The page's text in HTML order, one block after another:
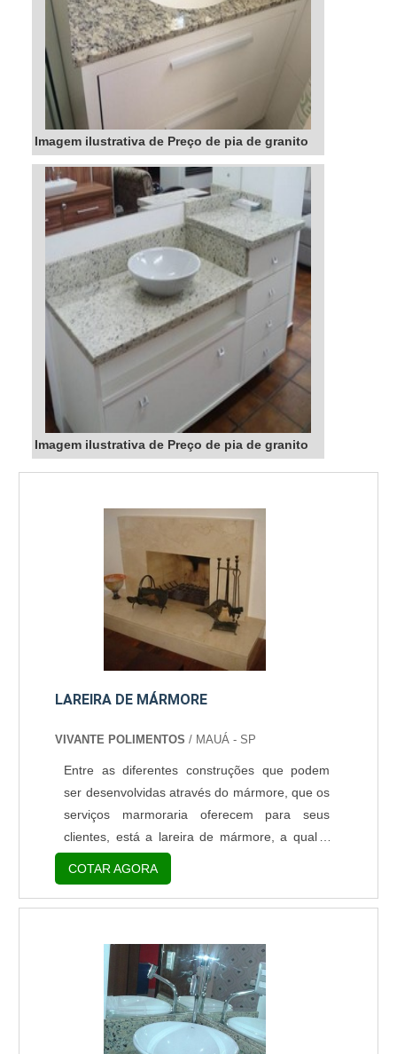
Imagem ilustrativa de Preço de pia de granito
Imagem ilustrativa de Preço de pia de granito
LAREIRA DE MÁRMORE
VIVANTE POLIMENTOS / MAUÁ - SP
Entre as diferentes construções que podem
ser desenvolvidas através do mármore, que os
serviços marmoraria oferecem para seus
clientes, está a lareira de mármore, a qual é
um elemento clássico e de grande colaboração
para uma residência, tanto em relação à sua
elegância quanto à valorização que essa
do produto A lareira em si também pode
colaborar com os seus compradores no
período do inverno, uma vez q....
COTAR AGORA